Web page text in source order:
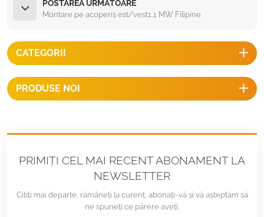
POSTAREA URMĂTOARE
Montare pe acoperiș est/vest1,1 MW Filipine
CATEGORII
PRODUSE NOI
PRIMIȚI CEL MAI RECENT ABONAMENT LA
NEWSLETTER
Citiți mai departe, rămâneți la curent, abonați-vă și vă așteptăm să
ne spuneți ce părere aveți.